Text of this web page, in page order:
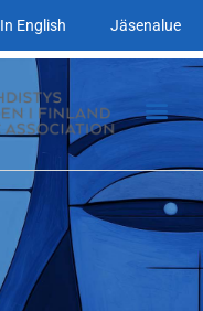
In English Jäsenalue